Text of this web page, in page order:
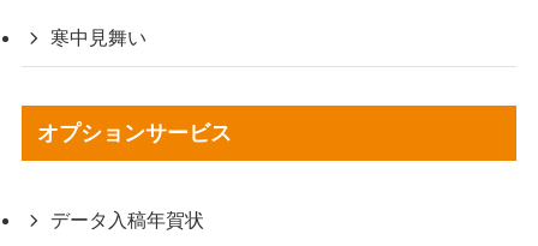
寒中見舞い
オプションサービス
データ入稿年賀状